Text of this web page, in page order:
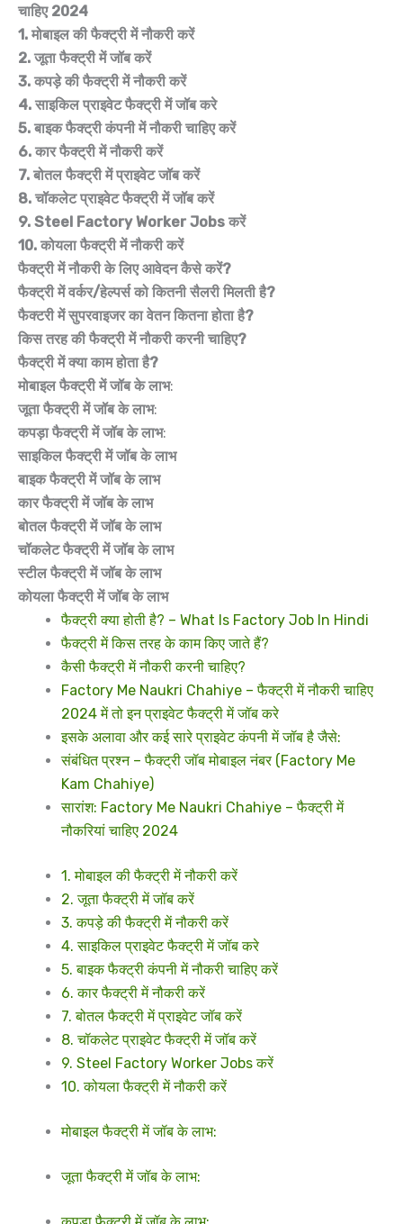
चाहिए 2024
1. मोबाइल की फैक्ट्री में नौकरी करें
2. जूता फैक्ट्री में जॉब करें
3. कपड़े की फैक्ट्री में नौकरी करें
4. साइकिल प्राइवेट फैक्ट्री में जॉब करे
5. बाइक फैक्ट्री कंपनी में नौकरी चाहिए करें
6. कार फैक्ट्री में नौकरी करें
7. बोतल फैक्ट्री में प्राइवेट जॉब करें
8. चॉकलेट प्राइवेट फैक्ट्री में जॉब करें
9. Steel Factory Worker Jobs करें
10. कोयला फैक्ट्री में नौकरी करें
फैक्ट्री में नौकरी के लिए आवेदन कैसे करें?
फैक्ट्री में वर्कर/हेल्पर्स को कितनी सैलरी मिलती है?
फैक्टरी में सुपरवाइजर का वेतन कितना होता है?
किस तरह की फैक्ट्री में नौकरी करनी चाहिए?
फैक्ट्री में क्या काम होता है?
मोबाइल फैक्ट्री में जॉब के लाभ:
जूता फैक्ट्री में जॉब के लाभ:
कपड़ा फैक्ट्री में जॉब के लाभ:
साइकिल फैक्ट्री में जॉब के लाभ
बाइक फैक्ट्री में जॉब के लाभ
कार फैक्ट्री में जॉब के लाभ
बोतल फैक्ट्री में जॉब के लाभ
चॉकलेट फैक्ट्री में जॉब के लाभ
स्टील फैक्ट्री में जॉब के लाभ
कोयला फैक्ट्री में जॉब के लाभ
फैक्ट्री क्या होती है? – What Is Factory Job In Hindi
फैक्ट्री में किस तरह के काम किए जाते हैं?
कैसी फैक्ट्री में नौकरी करनी चाहिए?
Factory Me Naukri Chahiye – फैक्ट्री में नौकरी चाहिए
2024 में तो इन प्राइवेट फैक्ट्री में जॉब करे
इसके अलावा और कई सारे प्राइवेट कंपनी में जॉब है जैसे:
संबंधित प्रश्न – फैक्ट्री जॉब मोबाइल नंबर (Factory Me
Kam Chahiye)
सारांश: Factory Me Naukri Chahiye – फैक्ट्री में
नौकरियां चाहिए 2024
1. मोबाइल की फैक्ट्री में नौकरी करें
2. जूता फैक्ट्री में जॉब करें
3. कपड़े की फैक्ट्री में नौकरी करें
4. साइकिल प्राइवेट फैक्ट्री में जॉब करे
5. बाइक फैक्ट्री कंपनी में नौकरी चाहिए करें
6. कार फैक्ट्री में नौकरी करें
7. बोतल फैक्ट्री में प्राइवेट जॉब करें
8. चॉकलेट प्राइवेट फैक्ट्री में जॉब करें
9. Steel Factory Worker Jobs करें
10. कोयला फैक्ट्री में नौकरी करें
मोबाइल फैक्ट्री में जॉब के लाभ:
जूता फैक्ट्री में जॉब के लाभ: